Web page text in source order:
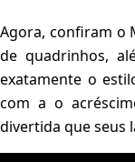
Agora, confiram o
de quadrinhos,
exatamente o
com a o
divertida que seus